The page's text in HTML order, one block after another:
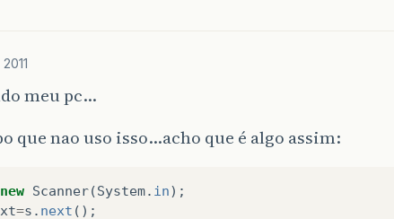
meu pc…
que nao uso isso…acho que é algo assim:
new Scanner(System. in);
=s . next ();